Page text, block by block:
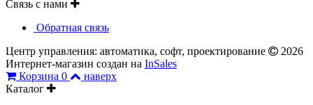
Связь с нами
Обратная связь
Центр управления: автоматика, софт, проектирование
2026
Интернет-магазин создан на InSales
Корзина 0
наверх
Каталог